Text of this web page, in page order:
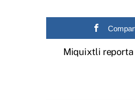
Miquixtli reporta